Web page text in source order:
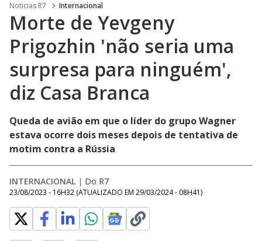
Noticias R7 Internacional
Morte de Yevgeny
Prigozhin 'não seria uma
surpresa para ninguém',
diz Casa Branca
Queda de avião em que o líder do grupo Wagner
estava ocorre dois meses depois de tentativa de
motim contra a Rússia
INTERNACIONAL | Do R7
23/08/2023 - 16H32 (ATUALIZADO EM 29/03/2024 - 08H41)